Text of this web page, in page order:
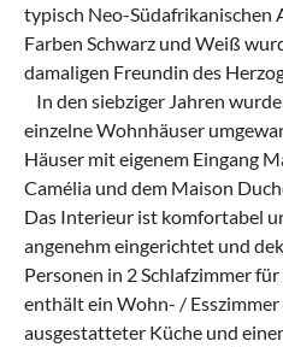
typisch Neo-
Farben Schwarz und Weiß
damaligen Freundin des
In den siebziger Jahren
einzelne Wohnhäuser
Häuser mit eigenem Eingang
Camélia und dem Maison
Das Interieur ist komfortabel
angenehm eingerichtet und
Personen in 2 Schlafzimmer
enthält ein Wohn- /
ausgestatteter Küche und